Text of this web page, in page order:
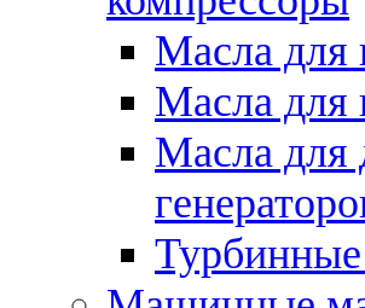
Масла для
Масла для
Масла для